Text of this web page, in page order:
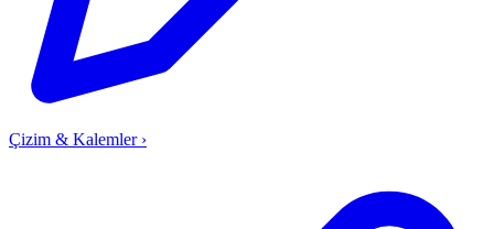
Çizim & Kalemler ›